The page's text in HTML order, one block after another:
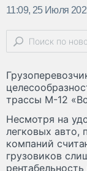
11:09, 25 Июля
трассы М-12
Несмотря на
легковых авто,
компаний
грузовиков